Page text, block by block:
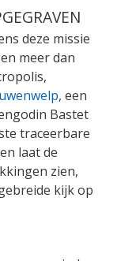
deze missie
meer dan
, een
Bastet
traceerbare
laat de
zien,
kijk op